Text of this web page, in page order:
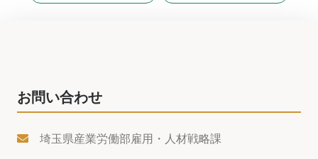
お問い合わせ
埼玉県産業労働部雇用・人材戦略課